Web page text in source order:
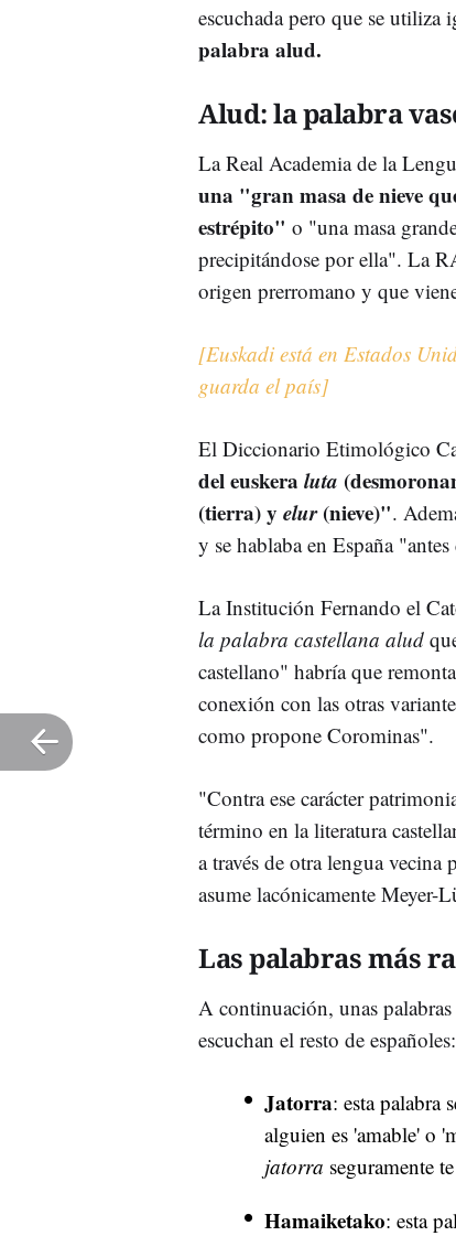
escuchada pero que se utiliza
palabra alud.
Alud: la palabra
La Real Academia de la
una "gran masa de nieve
estrépito" o "una masa
precipitándose por ella". La
origen prerromano y que
[Euskadi está en Estados
guarda el país]
El Diccionario Etimológico
del euskera luta
(tierra) y elur(nieve)".
y se hablaba en España
La Institución Fernando el
la palabra castellana alud
castellano" habría que
conexión con las otras
como propone Corominas".
"Contra ese carácter
término en la literatura
a través de otra lengua vecina
asume lacónicamente Meyer-
Las palabras más
A continuación, unas
escuchan el resto de españoles:
Jatorra: esta palabra
alguien es 'amable' o
jatorra seguramente
Hamaiketako: esta